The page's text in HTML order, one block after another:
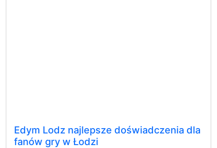
Edym Lodz najlepsze doświadczenia dla
fanów gry w Łodzi